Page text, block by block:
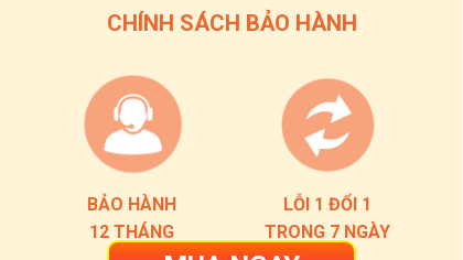
CHÍNH SÁCH BẢO HÀNH
BẢO HÀNH
12 THÁNG
LỖI 1 ĐỔI 1
TRONG 7 NGÀY